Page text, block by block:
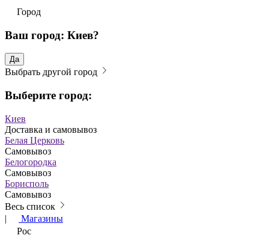
Город
Ваш город: Киев?
Да
Выбрать другой город
Выберите город:
Киев
Доставка и самовывоз
Белая Церковь
Самовывоз
Белогородка
Самовывоз
Борисполь
Самовывоз
Весь список
|
Магазины
Рос